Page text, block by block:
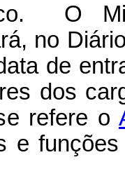
O
no
de
dos
refere o
e